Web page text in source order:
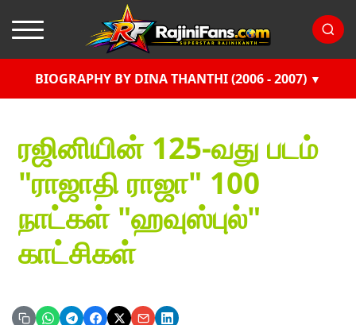
BIOGRAPHY BY DINA THANTHI (2006 - 2007)
ரஜினியின் 125-வது படம்
"ராஜாதி ராஜா" 100
நாட்கள் "ஹவுஸ்புல்"
காட்சிகள்